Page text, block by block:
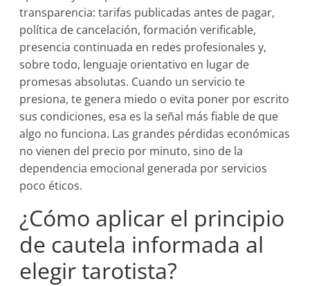
transparencia: tarifas publicadas antes de pagar,
política de cancelación, formación verificable,
presencia continuada en redes profesionales y,
sobre todo, lenguaje orientativo en lugar de
promesas absolutas. Cuando un servicio te
presiona, te genera miedo o evita poner por escrito
sus condiciones, esa es la señal más fiable de que
algo no funciona. Las grandes pérdidas económicas
no vienen del precio por minuto, sino de la
dependencia emocional generada por servicios
poco éticos.
¿Cómo aplicar el principio
de cautela informada al
elegir tarotista?